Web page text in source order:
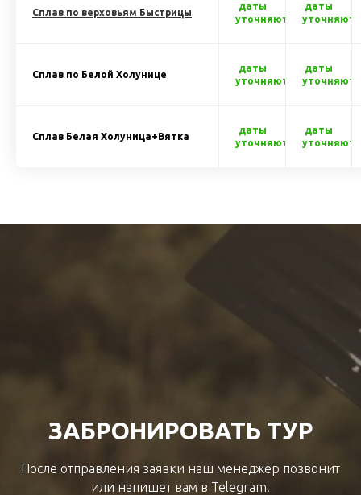
Сплав по верховьям Быстрицы
даты
уточняются
даты
Сплав по Белой Холунице
даты
уточняются
даты
Сплав Белая Холуница+Вятка
даты
уточняются
даты
ЗАБРОНИРОВАТЬ ТУР
После отправления заявки наш менеджер позвонит
или напишет вам в Telegram.